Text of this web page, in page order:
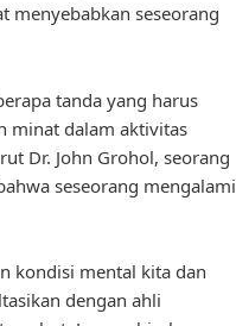
menyebabkan seseorang
tanda yang harus
minat dalam aktivitas
Dr. John Grohol, seorang
seseorang mengalami
kondisi mental kita dan
dengan ahli